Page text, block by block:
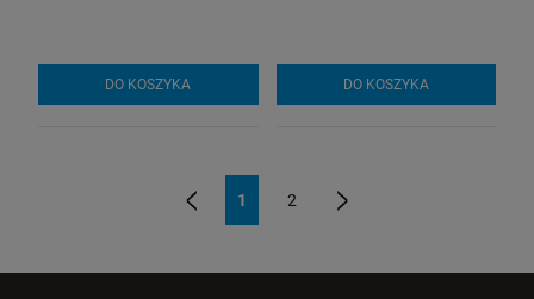
DO KOSZYKA DO KOSZYKA
1 2